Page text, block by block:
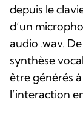
depuis le
d’un
audio .wav.
synthèse
être générés
l’interaction